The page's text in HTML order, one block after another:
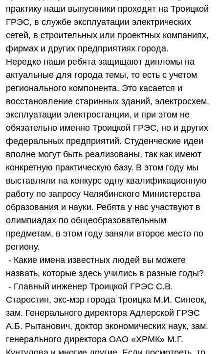
практику наши выпускники проходят на Троицкой
ГРЭС, в службе эксплуатации электрических
сетей, в строительных или проектных компаниях,
фирмах и других предприятиях города.
Нередко наши ребята защищают дипломы на
актуальные для города темы, то есть с учетом
регионального компонента. Это касается и
восстановление старинных зданий, электросхем,
эксплуатации электростанции, и при этом не
обязательно именно Троицкой ГРЭС, но и других
федеральных предприятий. Студенческие идеи
вполне могут быть реализованы, так как имеют
конкретную практическую базу. В этом году мы
выставляли на конкурс одну квалификационную
работу по запросу Челябинского Министерства
образования и науки. Ребята у нас участвуют в
олимпиадах по общеобразовательным
предметам, в этом году заняли второе место по
региону.
- Какие имена известных людей вы можете
назвать, которые здесь учились в разные годы?
- Главный инженер Троицкой ГРЭС С.В.
Старостин, экс-мэр города Троицка М.И. Синеок,
зам. Генерального директора Адлерской ГРЭС
А.Б. Рытанович, доктор экономических наук, зам.
генерального директора ОАО «ХРМК» М.Г.